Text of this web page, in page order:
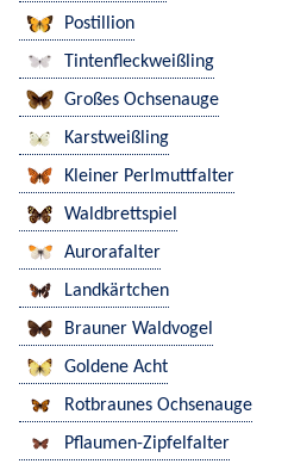
Postillion
Tintenfleckweißling
Großes Ochsenauge
Karstweißling
Kleiner Perlmuttfalter
Waldbrettspiel
Aurorafalter
Landkärtchen
Brauner Waldvogel
Goldene Acht
Rotbraunes Ochsenauge
Pflaumen-Zipfelfalter